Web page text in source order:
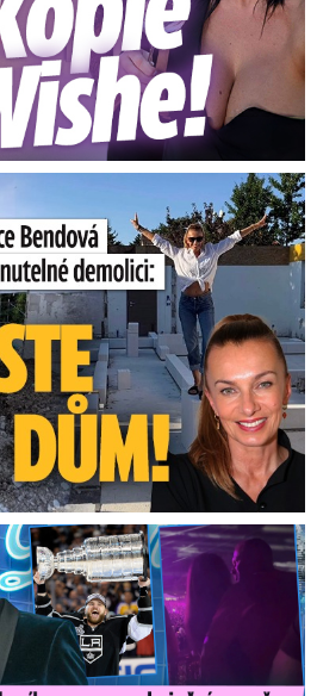
demolici: Takhle roste nový dům
z nevěry: Reakce manželky!